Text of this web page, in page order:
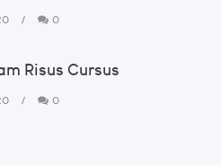
0
Risus Cursus
0